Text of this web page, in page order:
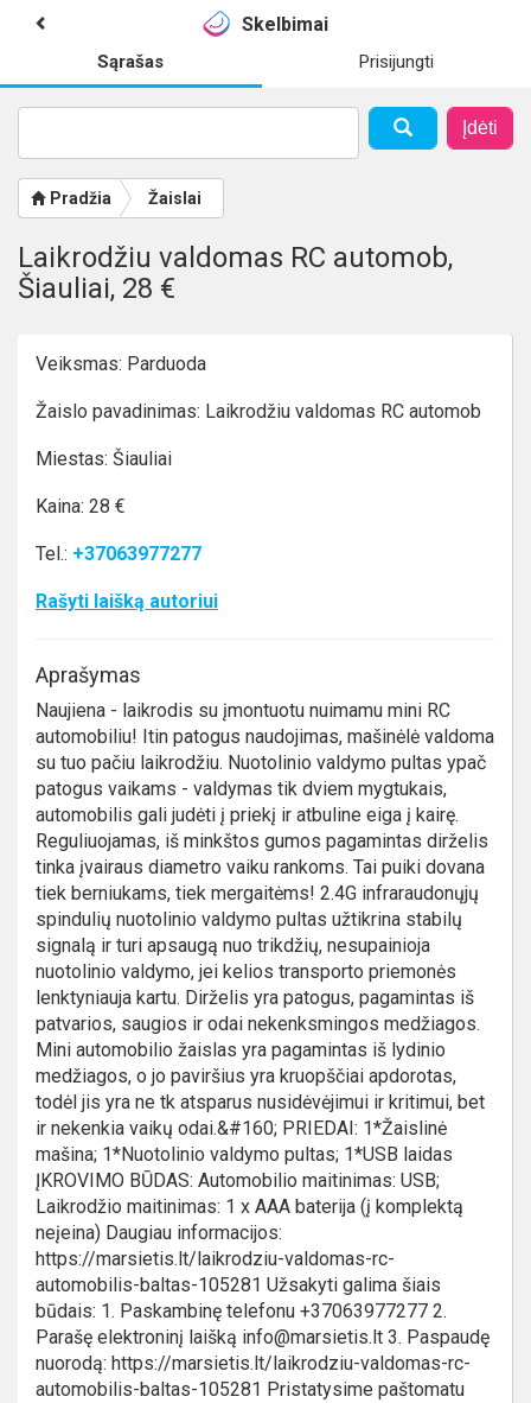
Skelbimai
Sąrašas Prisijungti
Įdėti
Pradžia Žaislai
Laikrodžiu valdomas RC automob,
Šiauliai, 28 €
Veiksmas: Parduoda
Žaislo pavadinimas: Laikrodžiu valdomas RC automob
Miestas: Šiauliai
Kaina: 28 €
Tel.: +37063977277
Rašyti laišką autoriui
Aprašymas
Naujiena - laikrodis su įmontuotu nuimamu mini RC
automobiliu! Itin patogus naudojimas, mašinėlė valdoma
su tuo pačiu laikrodžiu. Nuotolinio valdymo pultas ypač
patogus vaikams - valdymas tik dviem mygtukais,
automobilis gali judėti į priekį ir atbuline eiga į kairę.
Reguliuojamas, iš minkštos gumos pagamintas dirželis
tinka įvairaus diametro vaiku rankoms. Tai puiki dovana
tiek berniukams, tiek mergaitėms! 2.4G infraraudonųjų
spindulių nuotolinio valdymo pultas užtikrina stabilų
signalą ir turi apsaugą nuo trikdžių, nesupainioja
nuotolinio valdymo, jei kelios transporto priemonės
lenktyniauja kartu. Dirželis yra patogus, pagamintas iš
patvarios, saugios ir odai nekenksmingos medžiagos.
Mini automobilio žaislas yra pagamintas iš lydinio
medžiagos, o jo paviršius yra kruopščiai apdorotas,
todėl jis yra ne tk atsparus nusidėvėjimui ir kritimui, bet
ir nekenkia vaikų odai.&#160; PRIEDAI: 1*Žaislinė
mašina; 1*Nuotolinio valdymo pultas; 1*USB laidas
ĮKROVIMO BŪDAS: Automobilio maitinimas: USB;
Laikrodžio maitinimas: 1 x AAA baterija (į komplektą
neįeina) Daugiau informacijos:
https://marsietis.lt/laikrodziu-valdomas-rc-
automobilis-baltas-105281 Užsakyti galima šiais
būdais: 1. Paskambinę telefonu +37063977277 2.
Parašę elektroninį laišką info@marsietis.lt 3. Paspaudę
nuorodą: https://marsietis.lt/laikrodziu-valdomas-rc-
automobilis-baltas-105281 Pristatysime paštomatu